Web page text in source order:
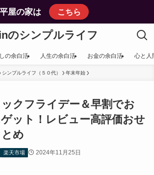
平屋の家は こちら
のシンプルライフ
の余白活 人生の余白活 お金の余白活 心と人
シンプルライフ（５０代） 年末年始
クフライデー＆早割でお
ット！レビュー高評価おせ
め
楽天市場 2024年11月25日